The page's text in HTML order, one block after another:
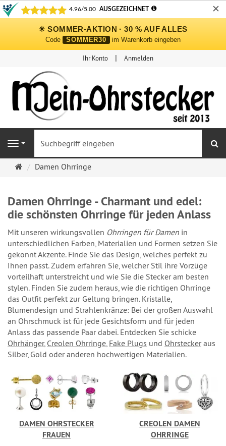
✕
☀ SOMMER-AKTION · 30 % AUF ALLES
Code SOMMER30 im Warenkorb eingeben
Ihr Konto Anmelden
Navigation
Ohrringe
Damen Ohrringe
Damen Ohrringe - Charmant und edel:
die schönsten Ohrringe für jeden Anlass
Mit unseren wirkungsvollen Ohrringen für Damen in
unterschiedlichen Farben, Materialien und Formen setzen Sie
gekonnt Akzente. Finde Sie das Design, welches perfekt zu
Ihnen passt. Zudem erfahren Sie, welcher Stil ihre Vorzüge
vorteilhaft unterstreicht und wie Sie die Stecker am besten
stylen. Finden Sie zudem heraus, wie die richtigen Ohrringe
das Outfit perfekt zur Geltung bringen. Kristalle,
Blumendesign und Strahlenkränze: Bei der großen Auswahl
an Ohrschmuck ist für jede Gesichtsform und für jeden
Anlass das passende Paar dabei. Entdecken Sie schicke
Ohrhänger, Creolen Ohrringe Fake Plugs und Ohrsteckeraus
Silber, Gold oder anderen hochwertigen Materialien.
DAMEN OHRSTECKER
FRAUEN
CREOLEN DAMEN
OHRRINGE